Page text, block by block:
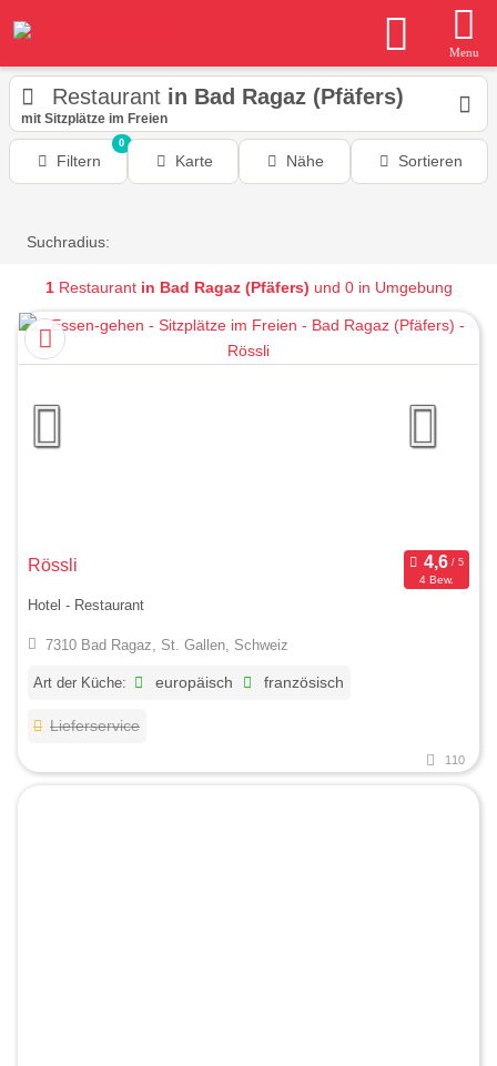
Menu
Restaurant in Bad Ragaz (Pfäfers)
mit Sitzplätze im Freien
Filtern
0
Karte Nähe Sortieren
Suchradius:
1Restaurant in Bad Ragaz (Pfäfers) und 0 in Umgebung
Rössli
4 Bew.
Hotel - Restaurant
7310 Bad Ragaz, St. Gallen, Schweiz
Art der Küche: europäisch französisch
Lieferservice
110